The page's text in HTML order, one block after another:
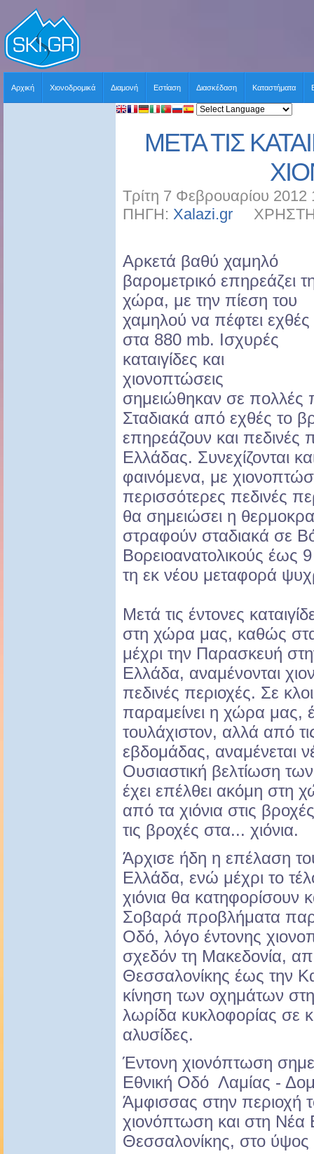
Αρχική Χιονοδρομικά Διαμονή Εστίαση Διασκέδαση Καταστήματα
ΜΕΤΑ ΤΙΣ
Τρίτη 7 Φεβρουαρίου 2012
ΠΗΓΗ: Xalazi.gr
Αρκετά βαθύ χαμηλό
βαρομετρικό επηρεάζει
χώρα, με την πίεση του
χαμηλού να πέφτει εχθές
στα 880 mb. Ισχυρές
καταιγίδες και
χιονοπτώσεις
σημειώθηκαν σε πολλές
Σταδιακά από εχθές το
επηρεάζουν και πεδινές
Ελλάδας. Συνεχίζονται
φαινόμενα, με
περισσότερες πεδινές
θα σημειώσει η
στραφούν σταδιακά σε
Βορειοανατολικούς
τη εκ νέου μεταφορά
Μετά τις έντονες
στη χώρα μας, καθώς
μέχρι την Παρασκευή
Ελλάδα, αναμένονται
πεδινές περιοχές. Σε
παραμείνει η χώρα μας,
τουλάχιστον, αλλά από
εβδομάδας, αναμένεται
Ουσιαστική βελτίωση
έχει επέλθει ακόμη στη
από τα χιόνια στις
τις βροχές στα... χιόνια.
Άρχισε ήδη η επέλαση
Ελλάδα, ενώ μέχρι το
χιόνια θα κατηφορίσουν
Σοβαρά προβλήματα
Οδό, λόγο έντονης
σχεδόν τη Μακεδονία,
Θεσσαλονίκης έως την
κίνηση των οχημάτων
λωρίδα κυκλοφορίας σε
αλυσίδες.
Έντονη χιονόπτωση
Εθνική Οδό Λαμίας -
Άμφισσας στην περιοχή
χιονόπτωση και στη
Θεσσαλονίκης, στο ύψος